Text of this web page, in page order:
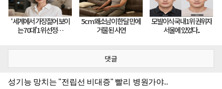
댓글